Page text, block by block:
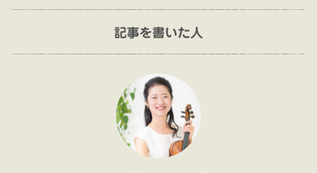
記事を書いた人